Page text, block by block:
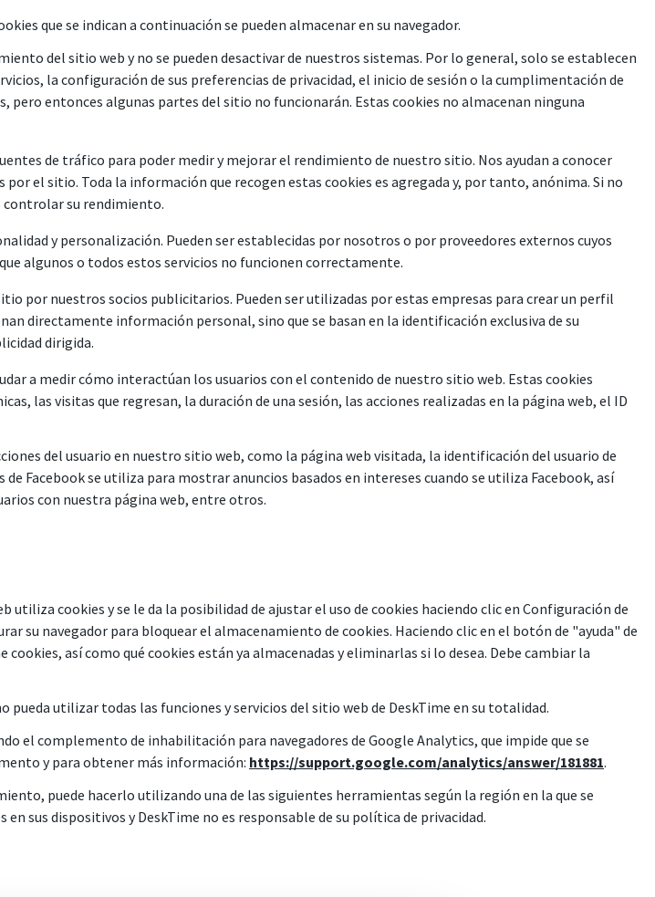
que se indican a continuación se pueden almacenar en su navegador.
del sitio web y no se pueden desactivar de nuestros sistemas. Por lo general, solo se establecen
la configuración de sus preferencias de privacidad, el inicio de sesión o la cumplimentación de
pero entonces algunas partes del sitio no funcionarán. Estas cookies no almacenan ninguna
de tráfico para poder medir y mejorar el rendimiento de nuestro sitio. Nos ayudan a conocer
el sitio. Toda la información que recogen estas cookies es agregada y, por tanto, anónima. Si no
controlar su rendimiento.
y personalización. Pueden ser establecidas por nosotros o por proveedores externos cuyos
algunos o todos estos servicios no funcionen correctamente.
por nuestros socios publicitarios. Pueden ser utilizadas por estas empresas para crear un perfil
directamente información personal, sino que se basan en la identificación exclusiva de su
dirigida.
a medir cómo interactúan los usuarios con el contenido de nuestro sitio web. Estas cookies
las visitas que regresan, la duración de una sesión, las acciones realizadas en la página web, el ID
del usuario en nuestro sitio web, como la página web visitada, la identificación del usuario de
Facebook se utiliza para mostrar anuncios basados en intereses cuando se utiliza Facebook, así
con nuestra página web, entre otros.
cookies y se le da la posibilidad de ajustar el uso de cookies haciendo clic en Configuración de
su navegador para bloquear el almacenamiento de cookies. Haciendo clic en el botón de "ayuda" de
así como qué cookies están ya almacenadas y eliminarlas si lo desea. Debe cambiar la
utilizar todas las funciones y servicios del sitio web de DeskTime en su totalidad.
el complemento de inhabilitación para navegadores de Google Analytics, que impide que se
y para obtener más información: https://support.google.com/analytics/answer/181881.
puede hacerlo utilizando una de las siguientes herramientas según la región en la que se
sus dispositivos y DeskTime no es responsable de su política de privacidad.